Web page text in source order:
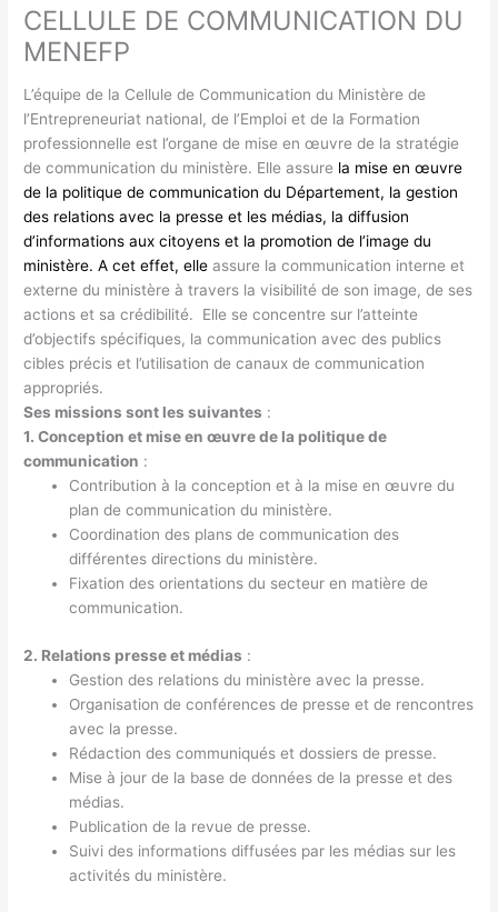
CELLULE DE COMMUNICATION DU
MENEFP
L’équipe de la Cellule de Communication du Ministère de
l’Entrepreneuriat national, de l’Emploi et de la Formation
professionnelleest l’organe de mise en œuvre de la stratégie
de communication du ministère. Elle assure la mise en œuvre
de la politique de communication du Département, la gestion
des relations avec la presse et les médias, la diffusion
d’informations aux citoyens et la promotion de l’image du
ministère. A cet effet, elleassure la communication interne et
externe du ministère à travers la visibilité de son image, de ses
actions et sa crédibilité. Elle se concentre sur l’atteinte
d’objectifs spécifiques, la communication avec des publics
cibles précis et l’utilisation de canaux de communication
appropriés.
Ses missions sont les suivantes :
1. Conception et mise en œuvre de la politique de
communication :
Contribution à la conception et à la mise en œuvre du
plan de communication du ministère.
Coordination des plans de communication des
différentes directions du ministère.
Fixation des orientations du secteur en matière de
communication.
2. Relations presse et médias :
Gestion des relations du ministère avec la presse.
Organisation de conférences de presse et de rencontres
avec la presse.
Rédaction des communiqués et dossiers de presse.
Mise à jour de la base de données de la presse et des
médias.
Publication de la revue de presse.
Suivi des informations diffusées par les médias sur les
activités du ministère.